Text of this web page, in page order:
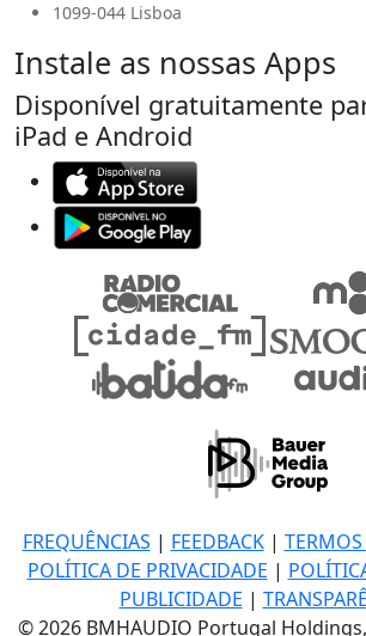
1099-044 Lisboa
Instale as nossas Apps
Disponível gratuitamente
iPad e Android
FREQUÊNCIAS | FEEDBACK|
POLÍTICA DE PRIVACIDADE |
PUBLICIDADE |
© 2026 BMHAUDIO Portugal